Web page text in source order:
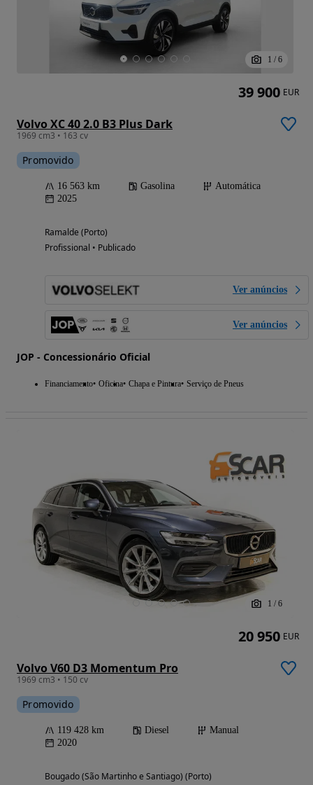
1 / 6
Volvo XC 40 2.0 B3 Plus Dark
1969 cm3 • 163 cv
Promovido
16 563 km Gasolina
Automática
2025
Ramalde (Porto)
Profissional • Publicado
Ver anúncios
Ver anúncios
JOP - Concessionário Oficial
Financiamento Oficina Chapa e Pintura Serviço de Pneus
39 900 EUR
1 / 6
Volvo V60 D3 Momentum Pro
1969 cm3 • 150 cv
Promovido
119 428 km Diesel
Manual
2020
Bougado (São Martinho e Santiago) (Porto)
20 950 EUR